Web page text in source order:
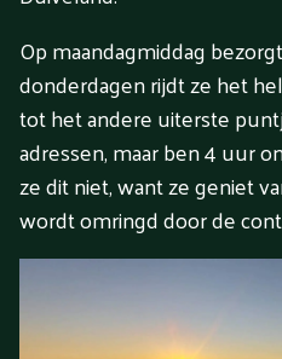
Op maandagmiddag
donderdagen rijdt ze het
tot het andere uiterste
adressen, maar ben 4 uur
ze dit niet, want ze geniet
wordt omringd door de